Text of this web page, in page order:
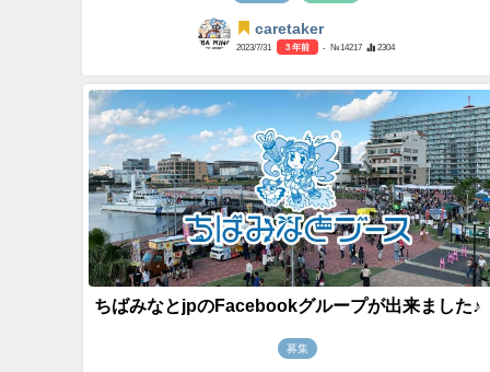
caretaker
2023/7/31 3 年前 - №14217 2304
ちばみなとjpのFacebookグループが出来ました♪
募集